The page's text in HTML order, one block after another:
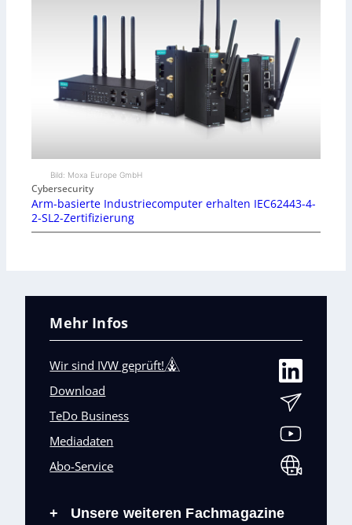
Bild: Moxa Europe GmbH
Cybersecurity
Arm-basierte Industriecomputer erhalten IEC62443-4-
2-SL2-Zertifizierung
Mehr Infos
Wir sind IVW geprüft!
Download
TeDo Business
Mediadaten
Abo-Service
+ Unsere weiteren Fachmagazine